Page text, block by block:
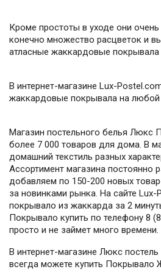
Кроме простоты в уходе они
конечно множество расцветок и
атласные жаккардовые покрывала
В интернет-магазине Lux-
жаккардовые покрывала на любой
Магазин постельного белья Люкс
более 7 000 товаров для дома. В
домашний текстиль разных
Ассортимент магазина постоянно
добавляем по 150-200 новых
за новинками рынка. На сайте Lux-
покрывало из жаккарда за 2
Покрывало купить по телефону 8
просто и не займет много времени.
В интернет-магазине Люкс
всегда можете купить Покрывало